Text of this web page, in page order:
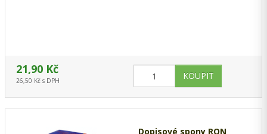
21,90 Kč
26,50 Kč s DPH
Dopisové spony RON